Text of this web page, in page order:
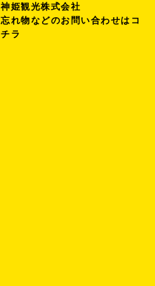
神姫観光株式会社
忘れ物などのお問い合わせは コ
チラ